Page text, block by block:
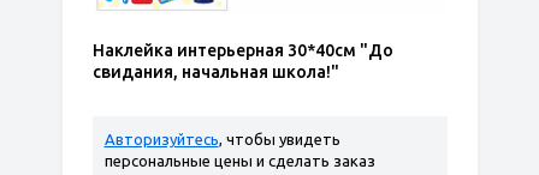
Наклейка интерьерная 30*40см "До
свидания, начальная школа!"
Авторизуйтесь, чтобы увидеть
персональные цены и сделать заказ